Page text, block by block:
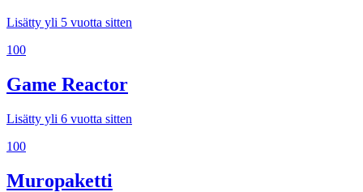
Lisätty yli 5 vuotta sitten
100
Game Reactor
Lisätty yli 6 vuotta sitten
100
Muropaketti